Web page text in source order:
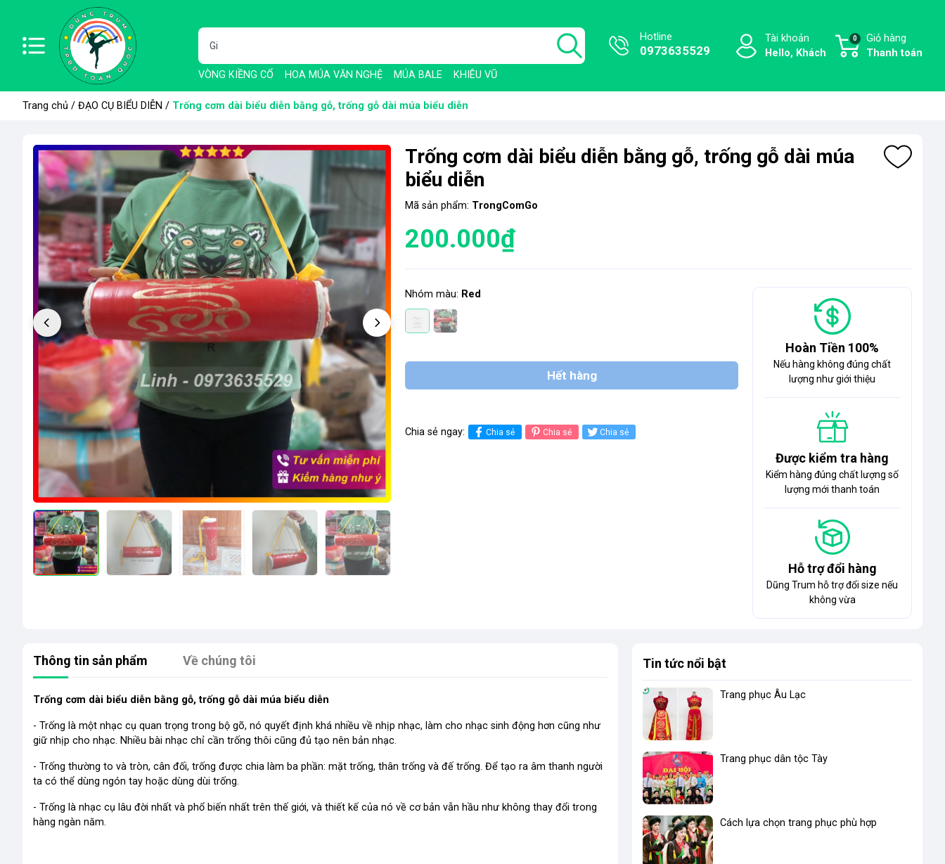
VÒNG KIỀNG CỔ HOA MÚA VĂN NGHỆ MÚA BALE KHIÊU VŨ
Hotline
0973635529
Tài khoản
Hello, Khách
Giỏ hàng
Thanh toán
0
Trang chủ / ĐẠO CỤ BIỂU DIỄN / Trống cơm dài biểu diễn bằng gỗ, trống gỗ dài múa biểu diễn
Trống cơm dài biểu diễn bằng gỗ, trống gỗ dài múa
biểu diễn
Mã sản phẩm: TrongComGo
200.000₫
Nhóm màu: Red
Hết hàng
Chia sẻ ngay: Chia sẻ Chia sẻ Chia sẻ
Hoàn Tiền 100%
Nếu hàng không đúng chất
lượng như giới thiệu
Được kiểm tra hàng
Kiểm hàng đúng chất lượng số
lượng mới thanh toán
Hỗ trợ đổi hàng
Dũng Trum hỗ trợ đổi size nếu
không vừa
Thông tin sản phẩm Về chúng tôi
Trống cơm dài biểu diễn bằng gỗ, trống gỗ dài múa biểu diễn
- Trống là một nhạc cụ quan trọng trong bộ gõ, nó quyết định khá nhiều về nhịp nhạc, làm cho nhạc sinh động hơn cũng như
giữ nhịp cho nhạc. Nhiều bài nhạc chỉ cần trống thôi cũng đủ tạo nên bản nhạc.
- Trống thường to và tròn, cân đối, trống được chia làm ba phần: mặt trống, thân trống và đế trống. Để tạo ra âm thanh người
ta có thể dùng ngón tay hoặc dùng dùi trống.
- Trống là nhạc cụ lâu đời nhất và phổ biến nhất trên thế giới, và thiết kế của nó về cơ bản vẫn hầu như không thay đổi trong
hàng ngàn năm.
Tin tức nổi bật
Trang phục Âu Lạc
Trang phục dân tộc Tày
Cách lựa chọn trang phục phù hợp